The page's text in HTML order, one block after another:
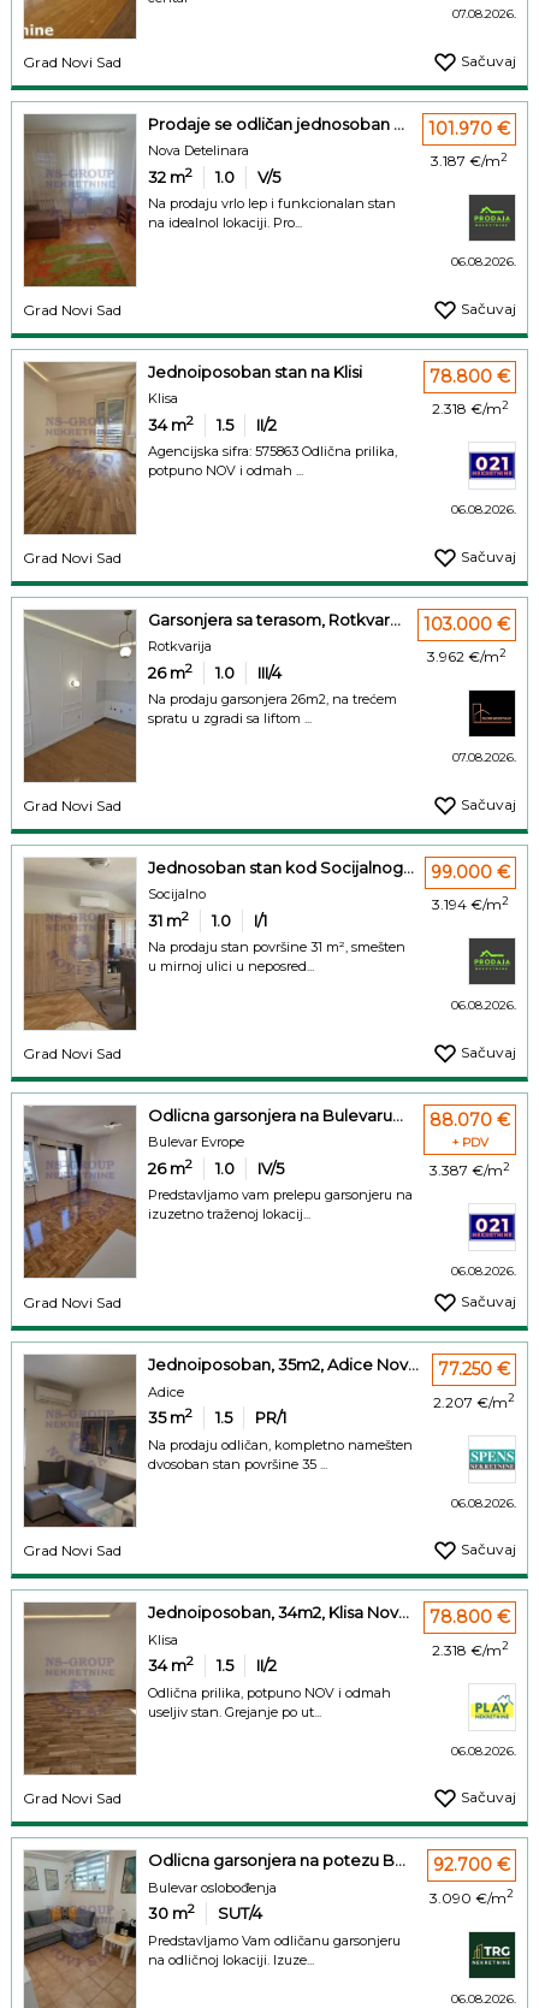
07.08.2026.
Grad Novi Sad Sačuvaj
Prodaje se odličan jednosoban ...
Nova Detelinara
32 m2 1.0 V/5
Na prodaju vrlo lep i funkcionalan stan
na idealnol lokaciji. Pro...
101.970 €
3.187 €/m2
06.08.2026.
Grad Novi Sad Sačuvaj
Jednoiposoban stan na Klisi
Klisa
34m2 1.5 II/2
Agencijska sifra: 575863 Odlična prilika,
potpuno NOV i odmah ...
78.800 €
2.318 €/m2
06.08.2026.
Grad Novi Sad Sačuvaj
Garsonjera sa terasom, Rotkvar...
Rotkvarija
26m2 1.0 III/4
Na prodaju garsonjera 26m2, na trećem
spratu u zgradi sa liftom ...
103.000 €
3.962 €/m2
07.08.2026.
Grad Novi Sad Sačuvaj
Jednosoban stan kod Socijalnog...
Socijalno
31 m2 1.0 I/1
Na prodaju stan površine 31 m², smešten
u mirnoj ulici u neposred...
99.000 €
3.194 €/m2
06.08.2026.
Grad Novi Sad Sačuvaj
Odlicna garsonjera na Bulevaru...
Bulevar Evrope
26m2 1.0 IV/5
Predstavljamo vam prelepu garsonjeru na
izuzetno traženoj lokacij...
88.070 €
+ PDV
3.387 €/m2
06.08.2026.
Grad Novi Sad Sačuvaj
Jednoiposoban, 35m2, Adice Nov...
Adice
35m2 1.5 PR/1
Na prodaju odličan, kompletno namešten
dvosoban stan površine 35 ...
77.250 €
2.207 €/m2
06.08.2026.
Grad Novi Sad Sačuvaj
Jednoiposoban, 34m2, Klisa Nov...
Klisa
34m2 1.5 II/2
Odlična prilika, potpuno NOV i odmah
useljiv stan. Grejanje po ut...
78.800 €
2.318 €/m2
06.08.2026.
Grad Novi Sad Sačuvaj
Odlicna garsonjera na potezu B...
Bulevar oslobođenja
30 m2 SUT/4
Predstavljamo Vam odličanu garsonjeru
na odličnoj lokaciji. Izuze...
92.700 €
3.090 €/m2
06.08.2026.